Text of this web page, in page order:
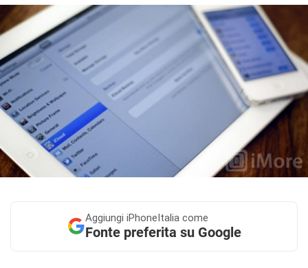
Aggiungi iPhoneItalia come
Fonte preferita su Google